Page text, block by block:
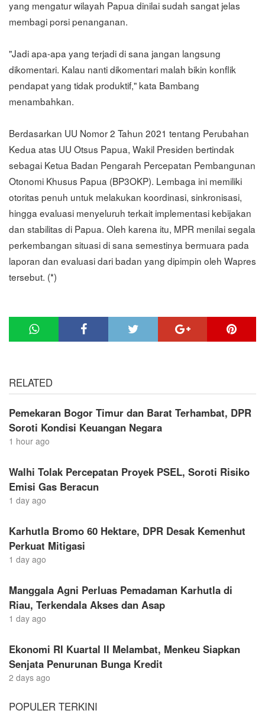
yang mengatur wilayah Papua dinilai sudah sangat jelas
membagi porsi penanganan.
"Jadi apa-apa yang terjadi di sana jangan langsung
dikomentari. Kalau nanti dikomentari malah bikin konflik
pendapat yang tidak produktif," kata Bambang
menambahkan.
Berdasarkan UU Nomor 2 Tahun 2021 tentang Perubahan
Kedua atas UU Otsus Papua, Wakil Presiden bertindak
sebagai Ketua Badan Pengarah Percepatan Pembangunan
Otonomi Khusus Papua (BP3OKP). Lembaga ini memiliki
otoritas penuh untuk melakukan koordinasi, sinkronisasi,
hingga evaluasi menyeluruh terkait implementasi kebijakan
dan stabilitas di Papua. Oleh karena itu, MPR menilai segala
perkembangan situasi di sana semestinya bermuara pada
laporan dan evaluasi dari badan yang dipimpin oleh Wapres
tersebut. (*)
RELATED
Pemekaran Bogor Timur dan Barat Terhambat, DPR
Soroti Kondisi Keuangan Negara
1 hour ago
Walhi Tolak Percepatan Proyek PSEL, Soroti Risiko
Emisi Gas Beracun
1 day ago
Karhutla Bromo 60 Hektare, DPR Desak Kemenhut
Perkuat Mitigasi
1 day ago
Manggala Agni Perluas Pemadaman Karhutla di
Riau, Terkendala Akses dan Asap
1 day ago
Ekonomi RI Kuartal II Melambat, Menkeu Siapkan
Senjata Penurunan Bunga Kredit
2 days ago
POPULER TERKINI